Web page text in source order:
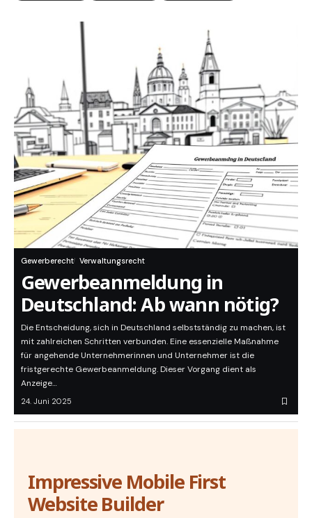
Gewerberecht Verwaltungsrecht
Gewerbeanmeldung in
Deutschland: Ab wann nötig?
Die Entscheidung, sich in Deutschland selbstständig zu machen, ist
mit zahlreichen Schritten verbunden. Eine essenzielle Maßnahme
für angehende Unternehmerinnen und Unternehmer ist die
fristgerechte Gewerbeanmeldung. Dieser Vorgang dient als
Anzeige…
24. Juni 2025
Impressive Mobile First
Website Builder